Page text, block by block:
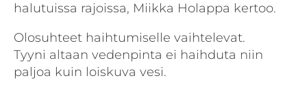
halutuissa rajoissa, Miikka Holappa kertoo.
Olosuhteet haihtumiselle vaihtelevat.
Tyyni altaan vedenpinta ei haihduta niin
paljoa kuin loiskuva vesi.